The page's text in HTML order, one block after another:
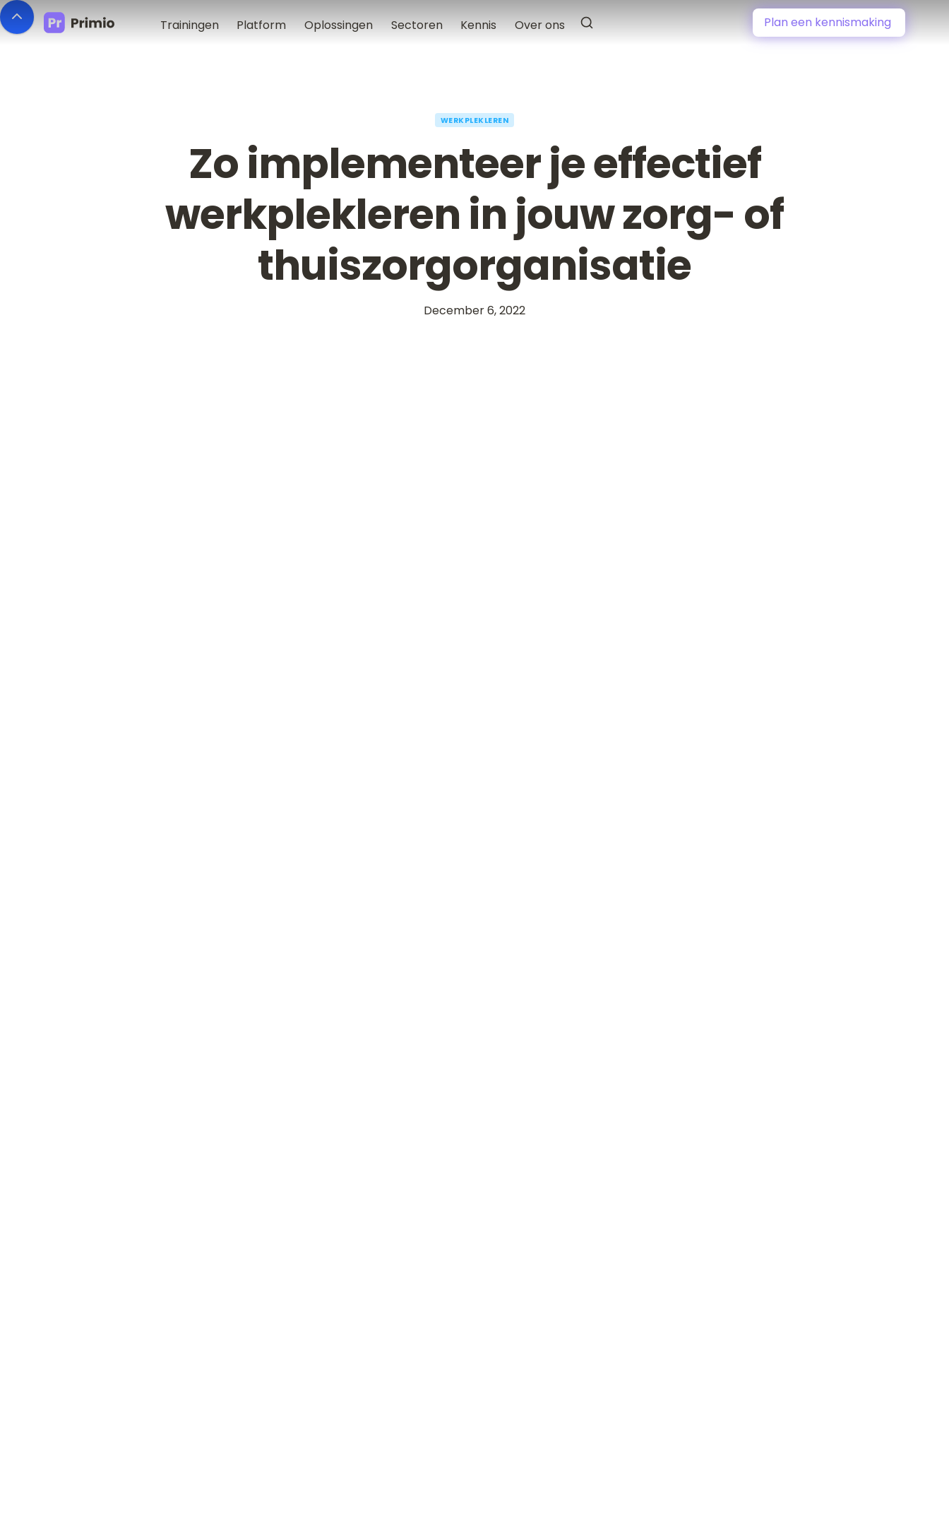
Trainingen Platform Oplossingen Sectoren Kennis Over ons Plan een kennismaking
WERKPLEKLEREN
Zo implementeer je effectief
werkplekleren in jouw zorg- of
thuiszorgorganisatie
December 6, 2022